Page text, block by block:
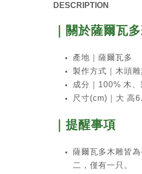
DESCRIPTION
｜關於薩爾瓦
產地｜薩爾瓦多
製作方式｜木頭
成分｜100% 木、
尺寸(cm)｜大 高
｜提醒事項
薩爾瓦多木雕皆
二，僅有一只。